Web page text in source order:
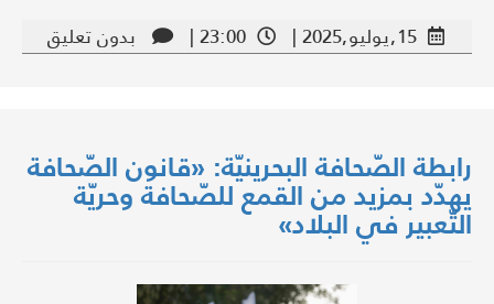
15,يوليو,2025 |
23:00 | بدون تعليق
رابطة الصّحافة البحرينيّة: «قانون الصّحافة
يهدّد بمزيد من القمع للصّحافة وحريّة
التّعبير في البلاد»